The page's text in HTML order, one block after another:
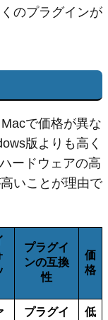
のプラグインが
で価格が異な
版よりも高く
ードウェアの高
いことが理由で
プラグイ
ンの互換
性
価
格
プラグイ
低